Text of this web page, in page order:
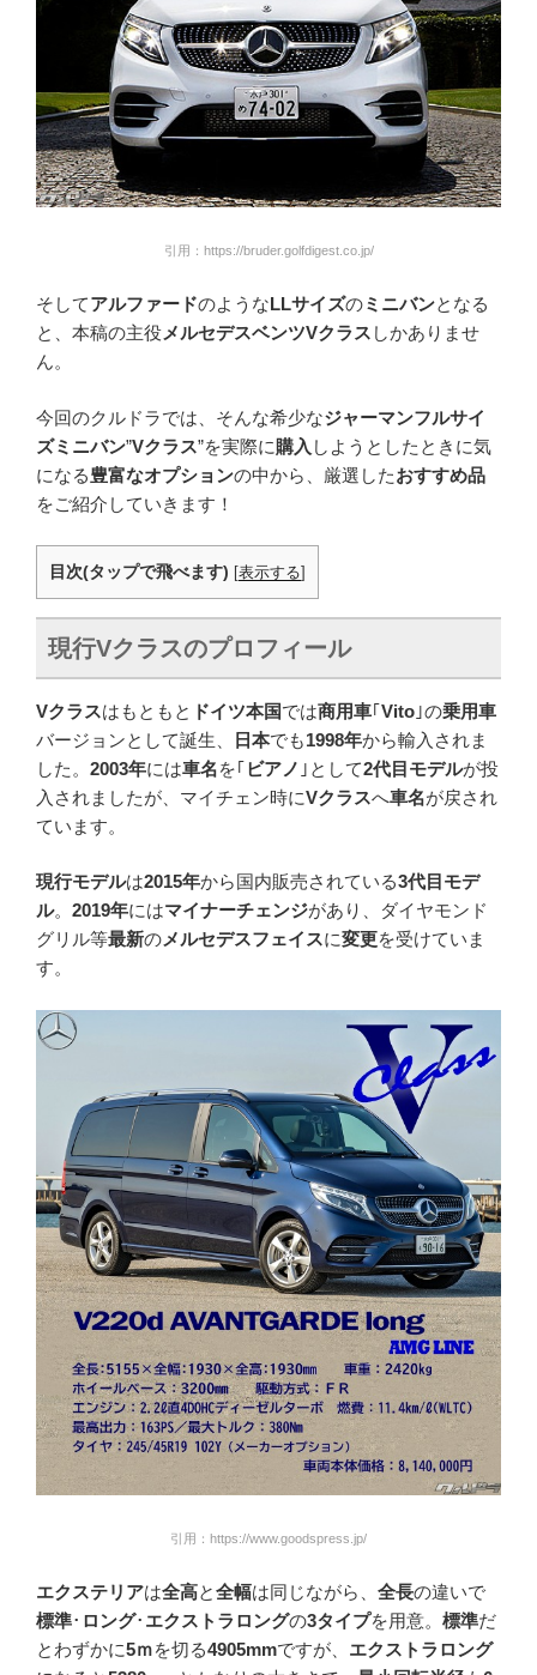
引用：https://bruder.golfdigest.co.jp/
そしてアルファードのようなLLサイズのミニバンとなる
と、本稿の主役メルセデスベンツVクラス しかありませ
ん。
今回のクルドラでは、そんな希少なジャーマンフルサイ
ズミニバン”Vクラス”を実際に 購入 しようとしたときに気
になる豊富なオプションの中から、厳選したおすすめ品
をご紹介していきます！
目次(タップで飛べます) [表示する]
現行Vクラスのプロフィール
Vクラスはもともと ドイツ本国では商用車｢Vito ｣の乗用車
バージョンとして誕生、
日本でも1998年から輸入されま
した。 2003年には車名を｢ビアノ ｣として2代目モデルが投
入されましたが、マイチェン時にVクラスへ車名が戻され
ています。
現行モデルは2015年から国内販売されている3代目モデ
ル。 2019年にはマイナーチェンジがあり、ダイヤモンド
グリル等最新のメルセデスフェイスに変更を受けていま
す。
引用：https://www.goodspress.jp/
エクステリアは全高と全幅は同じながら、 全長の違いで
標準･ ロング･ エクストラロングの3タイプを用意。 標準だ
とわずかに5ｍを切る4905mmですが、 エクストラロング